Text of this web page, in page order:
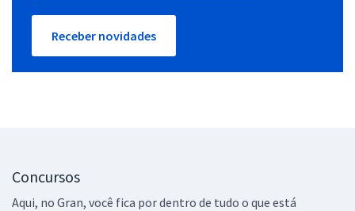
Receber novidades
Concursos
Aqui, no Gran, você fica por dentro de tudo o que está